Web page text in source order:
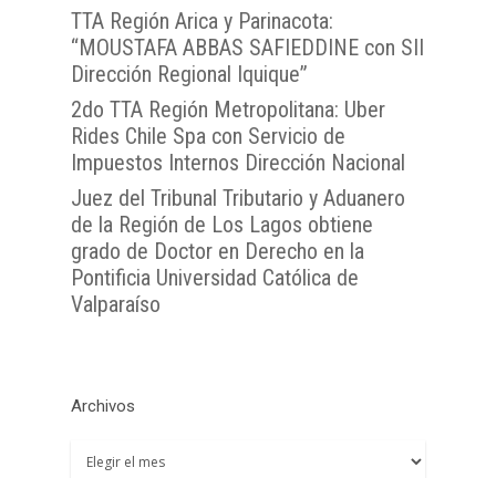
TTA Región Arica y Parinacota:
“MOUSTAFA ABBAS SAFIEDDINE con SII
Dirección Regional Iquique”
2do TTA Región Metropolitana: Uber
Rides Chile Spa con Servicio de
Impuestos Internos Dirección Nacional
Juez del Tribunal Tributario y Aduanero
de la Región de Los Lagos obtiene
grado de Doctor en Derecho en la
Pontificia Universidad Católica de
Valparaíso
Archivos
Archivos